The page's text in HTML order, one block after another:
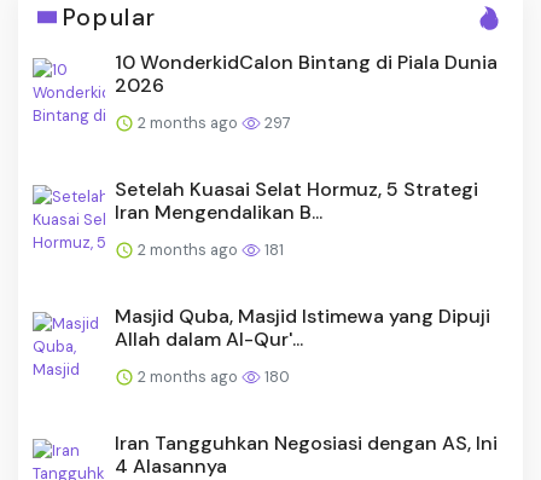
Popular
10 WonderkidCalon Bintang di Piala Dunia
2026
2 months ago 297
Setelah Kuasai Selat Hormuz, 5 Strategi
Iran Mengendalikan B...
2 months ago 181
Masjid Quba, Masjid Istimewa yang Dipuji
Allah dalam Al-Qur'...
2 months ago 180
Iran Tangguhkan Negosiasi dengan AS, Ini
4 Alasannya